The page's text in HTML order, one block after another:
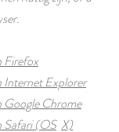
Firefox
Internet Explorer
Chrome
Safari (OS X)